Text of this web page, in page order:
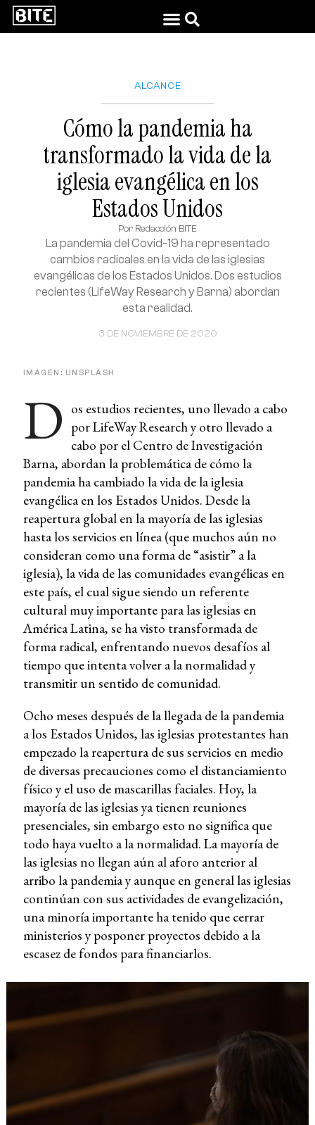
ALCANCE
Cómo la pandemia ha
transformado la vida de la
iglesia evangélica en los
Estados Unidos
Por Redacción BITE
3 DE NOVIEMBRE DE 2020
La pandemia del Covid-19 ha representado
cambios radicales en la vida de las iglesias
evangélicas de los Estados Unidos. Dos estudios
recientes (LifeWay Research y Barna) abordan
esta realidad.
IMAGEN: UNSPLASH
D os estudios recientes, uno llevado a cabo
por LifeWay Research y otro llevado a
cabo por el Centro de Investigación
Barna, abordan la problemática de cómo la
pandemia ha cambiado la vida de la iglesia
evangélica en los Estados Unidos. Desde la
reapertura global en la mayoría de las iglesias
hasta los servicios en línea (que muchos aún no
consideran como una forma de “asistir” a la
iglesia), la vida de las comunidades evangélicas en
este país, el cual sigue siendo un referente
cultural muy importante para las iglesias en
América Latina, se ha visto transformada de
forma radical, enfrentando nuevos desafíos al
tiempo que intenta volver a la normalidad y
transmitir un sentido de comunidad.
Ocho meses después de la llegada de la pandemia
a los Estados Unidos, las iglesias protestantes han
empezado la reapertura de sus servicios en medio
de diversas precauciones como el distanciamiento
físico y el uso de mascarillas faciales. Hoy, la
mayoría de las iglesias ya tienen reuniones
presenciales, sin embargo esto no significa que
todo haya vuelto a la normalidad. La mayoría de
las iglesias no llegan aún al aforo anterior al
arribo la pandemia y aunque en general las iglesias
continúan con sus actividades de evangelización,
una minoría importante ha tenido que cerrar
ministerios y posponer proyectos debido a la
escasez de fondos para financiarlos.